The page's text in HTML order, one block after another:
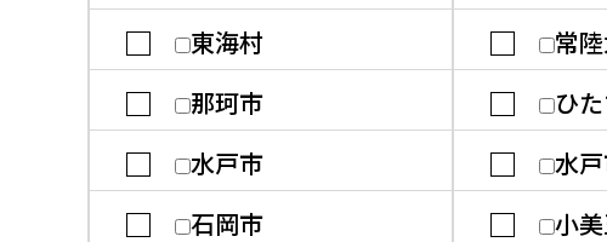
東海村
常
那珂市
ひ
水戸市
水
石岡市
小